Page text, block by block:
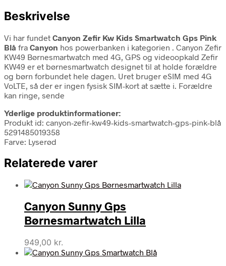
Beskrivelse
Vi har fundet Canyon Zefir Kw Kids Smartwatch Gps Pink
Blå fra Canyon hos powerbanken i kategorien . Canyon Zefir
KW49 Børnesmartwatch med 4G, GPS og videoopkald Zefir
KW49 er et børnesmartwatch designet til at holde forældre
og børn forbundet hele dagen. Uret bruger eSIM med 4G
VoLTE, så der er ingen fysisk SIM-kort at sætte i. Forældre
kan ringe, sende
Yderlige produktinformationer:
Produkt id: canyon-zefir-kw49-kids-smartwatch-gps-pink-blå
5291485019358
Farve: Lyserød
Relaterede varer
Canyon Sunny Gps
Børnesmartwatch Lilla
949,00 kr.